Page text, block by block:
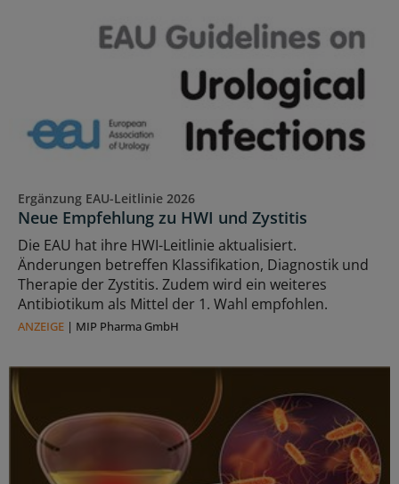
Ergänzung EAU-Leitlinie 2026
Neue Empfehlung zu HWI und Zystitis
Die EAU hat ihre HWI-Leitlinie aktualisiert.
Änderungen betreffen Klassifikation, Diagnostik und
Therapie der Zystitis. Zudem wird ein weiteres
Antibiotikum als Mittel der 1. Wahl empfohlen.
ANZEIGE | MIP Pharma GmbH